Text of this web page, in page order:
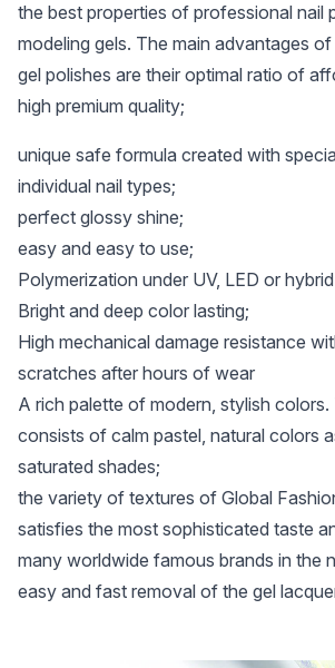
the best properties of professional nail
modeling gels. The main advantages
gel polishes are their optimal ratio of
high premium quality;
unique safe formula created with
individual nail types;
perfect glossy shine;
easy and easy to use;
Polymerization under UV, LED or
Bright and deep color lasting;
High mechanical damage resistance
scratches after hours of wear
A rich palette of modern, stylish
consists of calm pastel, natural colors
saturated shades;
the variety of textures of Global
satisfies the most sophisticated taste
many worldwide famous brands in the
easy and fast removal of the gel